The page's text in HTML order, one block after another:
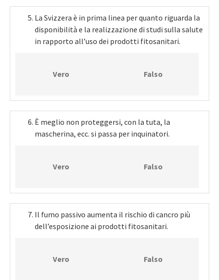
La Svizzera è in prima linea per quanto riguarda la
disponibilità e la realizzazione di studi sulla salute
in rapporto all’uso dei prodotti fitosanitari.
Vero Falso
È meglio non proteggersi, con la tuta, la
mascherina, ecc. si passa per inquinatori.
Vero Falso
Il fumo passivo aumenta il rischio di cancro più
dell’esposizione ai prodotti fitosanitari.
Vero Falso